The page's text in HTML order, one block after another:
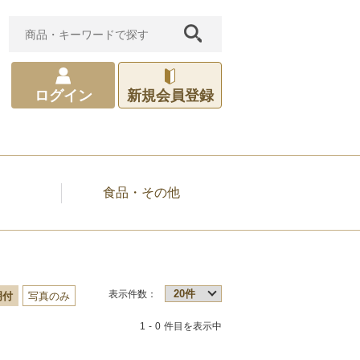
ログイン 新規会員登録
食品・その他
付 写真のみ 表示件数：
1 0